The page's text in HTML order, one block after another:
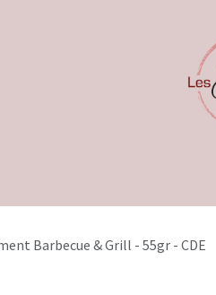
Barbecue & Grill - 55gr - CDE